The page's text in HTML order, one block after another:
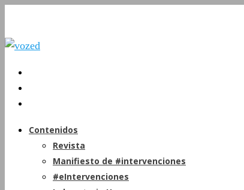
Contenidos
Revista
Manifiesto de #intervenciones
#eIntervenciones